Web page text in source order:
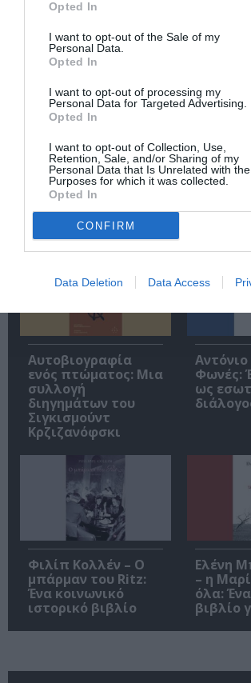
Opted In
I want to opt-out of the Sale of my
Personal Data.
Opted In
I want to opt-out of processing my
Personal Data for Targeted Advertising.
Opted In
I want to opt-out of Collection, Use,
Retention, Sale, and/or Sharing of my
Personal Data that Is Unrelated with the
Purposes for which it was collected.
Opted In
CONFIRM
Data Deletion Data Access
Κάθε βδομάδα στο e-mail σας τα
την Τέχνη και τον Πολιτισμό!
Σχετικά Άρθρα
Αυτοβιογραφία
ενός πτώματος: Μια
συλλογή
διηγημάτων του
Σιγκισμούντ
Κρζιζανόφσκι
Φωνές:
ως
Φιλίπ Κολλέν – Ο
μπάρμαν του Ritz:
Ένα κοινωνικό
ιστορικό βιβλίο
Ελένη
– η
όλα:
βιβλίο